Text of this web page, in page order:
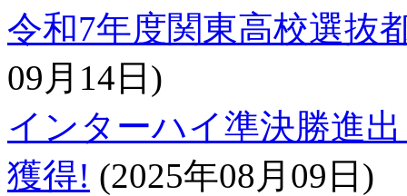
令和7年度関東高校選
09月14日)
インターハイ準決勝進
獲得! (2025年08月09日)